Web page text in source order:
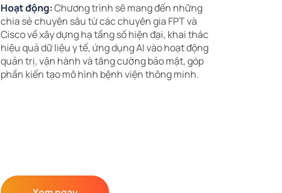
Hoạt động:Chương trình sẽ mang đến những
chia sẻ chuyên sâu từ các chuyên gia FPT và
Cisco về xây dựng hạ tầng số hiện đại, khai thác
hiệu quả dữ liệu y tế, ứng dụng AI vào hoạt động
quản trị, vận hành và tăng cường bảo mật, góp
phần kiến tạo mô hình bệnh viện thông minh.